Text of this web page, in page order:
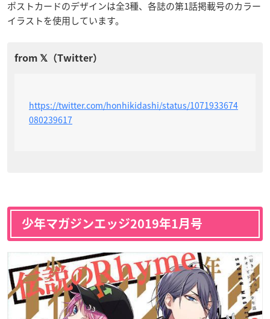
ポストカードのデザインは全3種、各誌の第1話掲載号のカラー
イラストを使用しています。
https://twitter.com/honhikidashi/status/1071933674
080239617
少年マガジンエッジ2019年1月号